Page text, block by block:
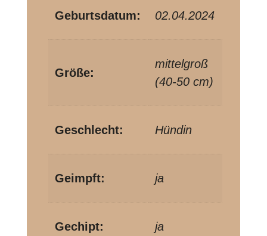
Geburtsdatum: 02.04.2024
Größe:
mittelgroß
(40-50 cm)
Geschlecht: Hündin
Geimpft: ja
Gechipt: ja